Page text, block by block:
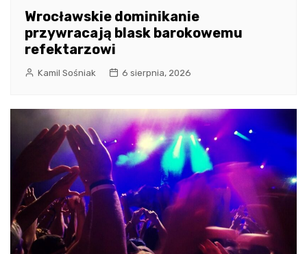
Wrocławskie dominikanie
przywracają blask barokowemu
refektarzowi
Kamil Sośniak 6 sierpnia, 2026